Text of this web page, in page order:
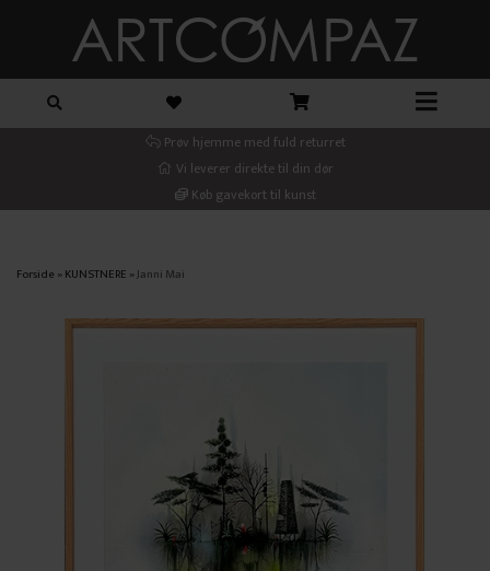
Prøv hjemme med fuld returret
Vi leverer direkte til din dør
Køb gavekort til kunst
Forside »KUNSTNERE »Janni Mai